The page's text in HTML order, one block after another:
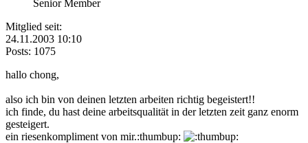
Senior Member
Mitglied seit:
24.11.2003 10:10
Posts: 1075
hallo chong,
also ich bin von deinen letzten arbeiten richtig begeistert!!
ich finde, du hast deine arbeitsqualität in der letzten zeit ganz enorm
gesteigert.
ein riesenkompliment von mir.:thumbup: